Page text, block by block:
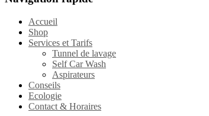
Accueil
Shop
Services et Tarifs
Tunnel de lavage
Self Car Wash
Aspirateurs
Conseils
Ecologie
Contact & Horaires